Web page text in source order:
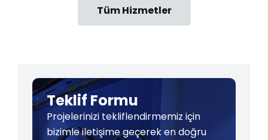
Tüm Hizmetler
Teklif Formu
Projelerinizi tekliflendirmemiz için
bizimle iletişime geçerek en doğru